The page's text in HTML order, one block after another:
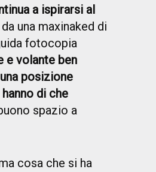
a ispirarsi al
una maxinaked di
fotocopia
e volante ben
posizione
di che
spazio a
cosa che si ha